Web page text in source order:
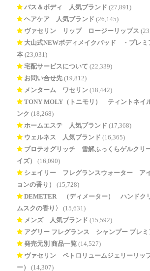
バス＆ボディ 人気ブランド (27,891)
ヘアケア 人気ブランド (26,145)
ヴァセリン リップ ロージーリップス
大山式NEWボディメイクパッド®・プレ
本 (23,031)
宅配サービスについて (22,339)
お問い合せ先 (19,812)
メンターム ワセリン (18,442)
TONY MOLY（トニモリ） ティントネイ
ンク (18,268)
ホームエステ 人気ブランド (17,368)
ウェルネス 人気ブランド (16,365)
プロテオグリッチ 雪解ふっくらゲルクリ
イズ）
(16,090)
シェイリー フレグランスウォーター ア
ョンの香り）
(15,728)
DEMETER®（ディメーター） ハンドク
ムスクの香り〉
(15,631)
メンズ 人気ブランド (15,592)
アグリー フレグランス シャンプー プレミ
発売元別 商品一覧 (14,527)
ヴァセリン ペトロリュームジェリーリッ
ー）
(14,307)